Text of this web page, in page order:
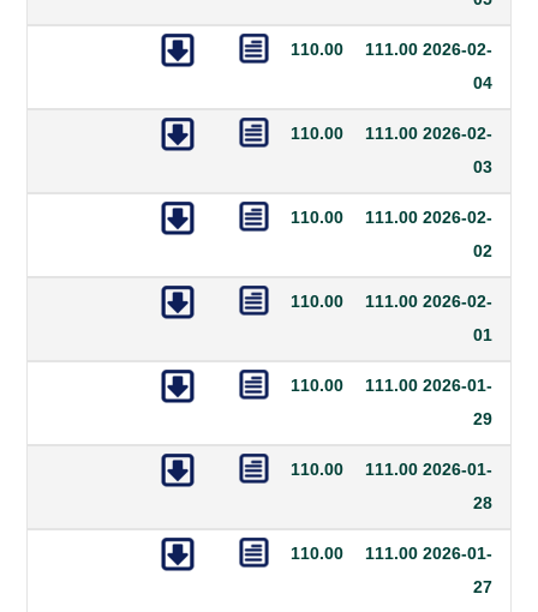
111.00
110.00
111.00
110.00
111.00
110.00
111.00
110.00
111.00
110.00
111.00
110.00
111.00
110.00